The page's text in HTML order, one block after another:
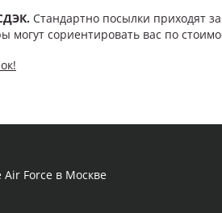
Стандартно посылки приходят
могут сориентировать вас по
Air Force в Москве